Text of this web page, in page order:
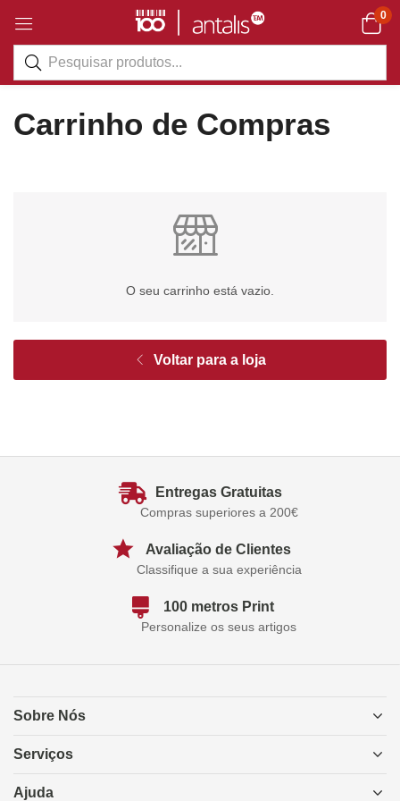
0
Carrinho de Compras
O seu carrinho está vazio.
Voltar para a loja
Entregas Gratuitas
Compras superiores a 200€
Avaliação de Clientes
Classifique a sua experiência
100 metros Print
Personalize os seus artigos
Sobre Nós
Serviços
Ajuda